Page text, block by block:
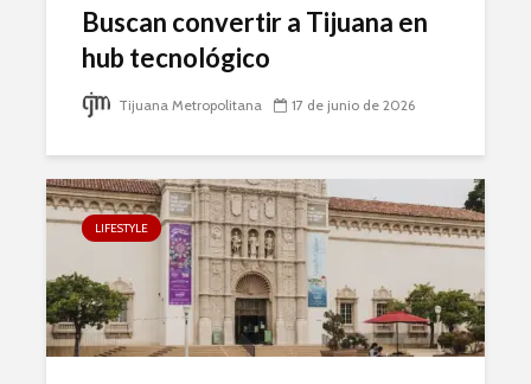
Buscan convertir a Tijuana en
hub tecnológico
Tijuana Metropolitana 17 de junio de 2026
LIFESTYLE